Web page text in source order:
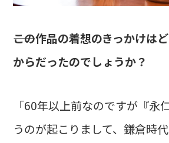
――この作品の着想のきっかけは
からだったのでしょうか？
「60年以上前なのですが『永
うのが起こりまして、鎌倉時